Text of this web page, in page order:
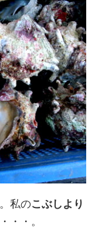
私のこぶしより
・・。